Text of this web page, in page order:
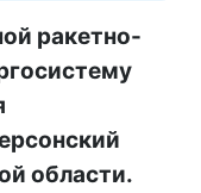
ракетно-
области.